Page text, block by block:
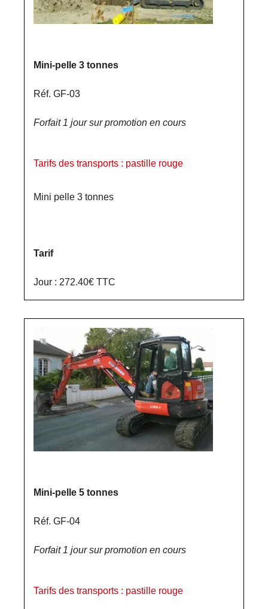
Mini-pelle 3 tonnes
Réf. GF-03
Forfait 1 jour sur promotion en cours
Tarifs des transports : pastille rouge
Mini pelle 3 tonnes
Tarif
Jour : 272.40€ TTC
Mini-pelle 5 tonnes
Réf. GF-04
Forfait 1 jour sur promotion en cours
Tarifs des transports : pastille rouge